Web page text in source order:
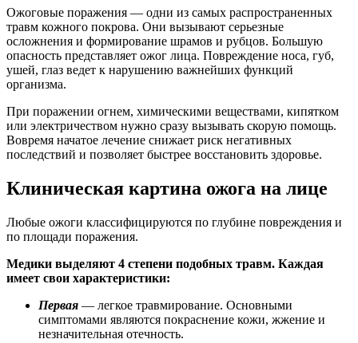
Ожоговые поражения — одни из самых распространенных
травм кожного покрова. Они вызывают серьезные
осложнения и формирование шрамов и рубцов. Большую
опасность представляет ожог лица. Повреждение носа, губ,
ушей, глаз ведет к нарушению важнейших функций
организма.
При поражении огнем, химическими веществами, кипятком
или электричеством нужно сразу вызывать скорую помощь.
Вовремя начатое лечение снижает риск негативных
последствий и позволяет быстрее восстановить здоровье.
Клиническая картина ожога на лице
Любые ожоги классифицируются по глубине повреждения и
по площади поражения.
Медики выделяют 4 степени подобных травм. Каждая
имеет свои характеристики:
Первая — легкое травмирование. Основными
симптомами являются покраснение кожи, жжение и
незначительная отечность.